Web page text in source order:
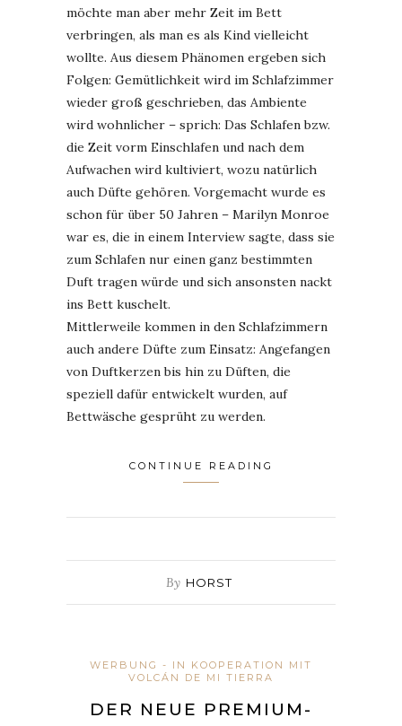
möchte man aber mehr Zeit im Bett
verbringen, als man es als Kind vielleicht
wollte. Aus diesem Phänomen ergeben sich
Folgen: Gemütlichkeit wird im Schlafzimmer
wieder groß geschrieben, das Ambiente
wird wohnlicher – sprich: Das Schlafen bzw.
die Zeit vorm Einschlafen und nach dem
Aufwachen wird kultiviert, wozu natürlich
auch Düfte gehören. Vorgemacht wurde es
schon für über 50 Jahren – Marilyn Monroe
war es, die in einem Interview sagte, dass sie
zum Schlafen nur einen ganz bestimmten
Duft tragen würde und sich ansonsten nackt
ins Bett kuschelt.
Mittlerweile kommen in den Schlafzimmern
auch andere Düfte zum Einsatz: Angefangen
von Duftkerzen bis hin zu Düften, die
speziell dafür entwickelt wurden, auf
Bettwäsche gesprüht zu werden.
CONTINUE READING
By HORST
WERBUNG - IN KOOPERATION MIT
VOLCÁN DE MI TIERRA
DER NEUE PREMIUM-